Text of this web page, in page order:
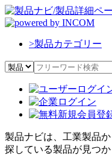
>製品カテゴリー
製品ナビは、工業製品
探している製品が見つ